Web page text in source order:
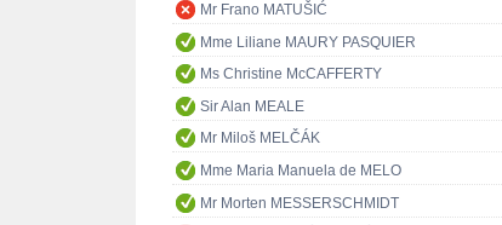
Mr Frano MATUŠIĆ
Mme Liliane MAURY PASQUIER
Ms Christine McCAFFERTY
Sir Alan MEALE
Mr Miloš MELČÁK
Mme Maria Manuela de MELO
Mr Morten MESSERSCHMIDT